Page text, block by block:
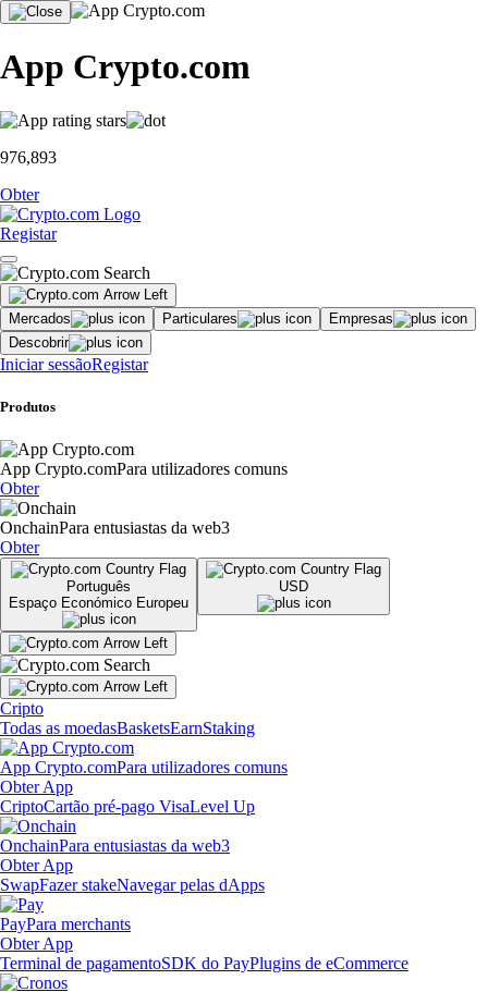
App Crypto.com
976,893
Obter
Registar
Mercados Particulares
Empresas
Descobrir
Iniciar sessãoRegistar
Produtos
App Crypto.comPara utilizadores comuns
Obter
OnchainPara entusiastas da web3
Obter
Português
Espaço Económico Europeu
USD
Cripto
Todas as moedasBasketsEarnStaking
App Crypto.comPara utilizadores comuns
Obter App
CriptoCartão pré-pago VisaLevel Up
OnchainPara entusiastas da web3
Obter App
SwapFazer stakeNavegar pelas dApps
PayPara merchants
Obter App
Terminal de pagamentoSDK do PayPlugins de eCommerce